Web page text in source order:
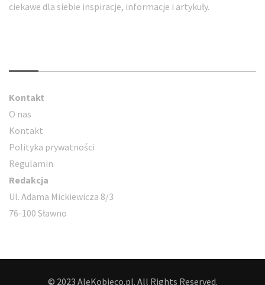
ciekawe dla siebie inspiracje, informacje i artykuły.
Kontakt
O nas
Kontakt
Polityka prywatności
Regulamin
Redakcja
Ul. Adama Mickiewicza 8/3
76-100 Sławno
© 2023 AleKobieco.pl. All Rights Reserved.